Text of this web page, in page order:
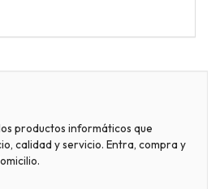
productos informáticos que
calidad y servicio. Entra, compra y